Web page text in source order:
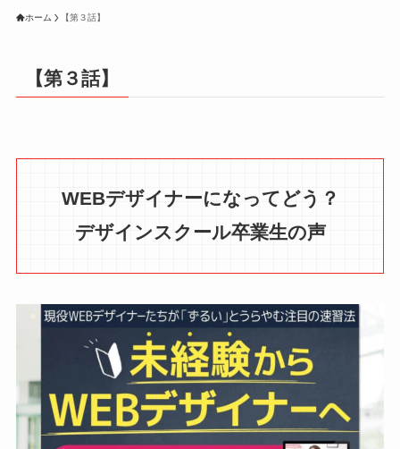
ホーム 【第３話】
【第３話】
WEBデザイナーになってどう？
デザインスクール卒業生の声